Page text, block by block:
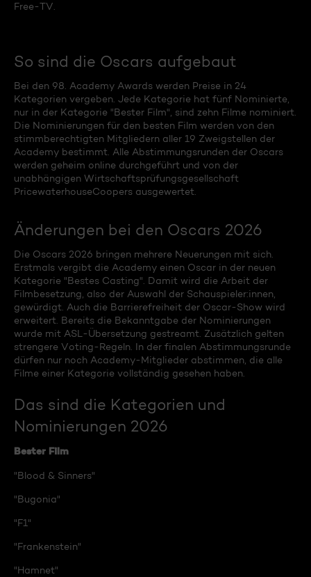
Free-TV.
So sind die Oscars aufgebaut
Bei den 98. Academy Awards werden Preise in 24
Kategorien vergeben. Jede Kategorie hat fünf Nominierte,
nur in der Kategorie "Bester Film", sind zehn Filme nominiert.
Die Nominierungen für den besten Film werden von den
stimmberechtigten Mitgliedern aller 19 Zweigstellen der
Academy bestimmt. Alle Abstimmungsrunden der Oscars
werden geheim online durchgeführt und von der
unabhängigen Wirtschaftsprüfungsgesellschaft
PricewaterhouseCoopers ausgewertet.
Änderungen bei den Oscars 2026
Die Oscars 2026 bringen mehrere Neuerungen mit sich.
Erstmals vergibt die Academy einen Oscar in der neuen
Kategorie "Bestes Casting". Damit wird die Arbeit der
Filmbesetzung, also der Auswahl der Schauspieler:innen,
gewürdigt. Auch die Barrierefreiheit der Oscar-Show wird
erweitert. Bereits die Bekanntgabe der Nominierungen
wurde mit ASL-Übersetzung gestreamt. Zusätzlich gelten
strengere Voting-Regeln. In der finalen Abstimmungsrunde
dürfen nur noch Academy-Mitglieder abstimmen, die alle
Filme einer Kategorie vollständig gesehen haben.
Das sind die Kategorien und
Nominierungen 2026
Bester Film
"Blood & Sinners"
"Bugonia"
"F1"
"Frankenstein"
"Hamnet"